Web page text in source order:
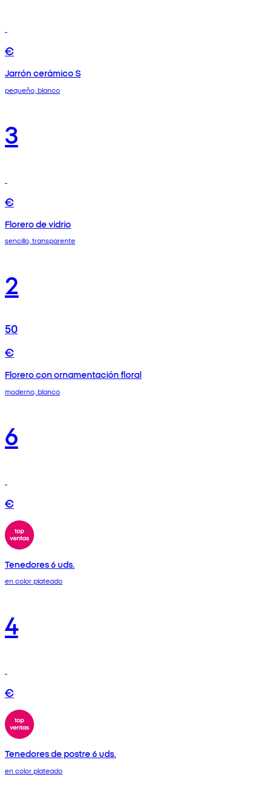
€
Jarrón cerámico S
pequeño, blanco
3
€
Florero de vidrio
sencillo, transparente
2
50
€
Florero con ornamentación floral
moderno, blanco
6
€
Tenedores 6 uds.
en color plateado
4
€
Tenedores de postre 6 uds.
en color plateado